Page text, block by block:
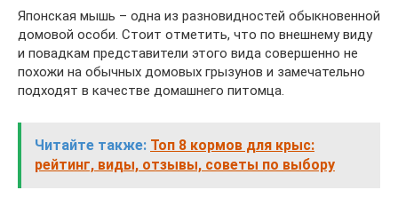
Японская мышь – одна из разновидностей обыкновенной
домовой особи. Стоит отметить, что по внешнему виду
и повадкам представители этого вида совершенно не
похожи на обычных домовых грызунов и замечательно
подходят в качестве домашнего питомца.
Читайте также: Топ 8 кормов для крыс:
рейтинг, виды, отзывы, советы по выбору